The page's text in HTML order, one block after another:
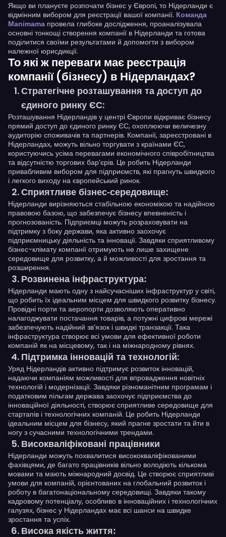
Якщо ви плануєте розпочати бізнес у Європі, то Нідерланди є
відмінним вибором для реєстрації вашої компанії. Команда
Manimama провела глибоке дослідження, проаналізувала
основні тонкощі створення компанії в Нідерланди та готова
поділитися своїми результатами й допомогти з вибором
належної юрисдикції.
То які ж переваги має реєстрація
компанії (бізнесу) в Нідерландах?
Стратегічне розташування та доступ до
єдиного ринку ЄС:
Розташування Нідерландів у центрі Європи відкриває бізнесу
прямий доступ до єдиного ринку ЄС, охоплюючи величезну
аудиторію споживачів та партнерів. Компанії, зареєстровані в
Нідерландах, можуть вільно торгувати з країнами ЄС,
користуючись усіма перевагами економічного співробітництва
та відсутністю торгових бар’єрів. Це робить Нідерланди
привабливим вибором для підприємств, які прагнуть швидкого
і легкого виходу на європейський ринок.
Сприятливе бізнес-середовище:
Нідерланди вирізняються стабільною економікою та надійною
правовою базою, що забезпечує бізнесу впевненість і
прогнозованість. Підприємці можуть розраховувати на
підтримку з боку держави, яка активно заохочує
підприємницьку діяльність та інновації. Завдяки сприятливому
бізнес-клімату компанії отримують не лише захищене
середовище для розвитку, а й можливості для зростання та
розширення.
Розвинена інфраструктура:
Нідерланди мають одну з найсучасніших інфраструктур у світі,
що робить їх ідеальним місцем для швидкого розвитку бізнесу.
Провідні порти та аеропорти дозволяють оперативно
налагоджувати постачання товарів, а потужні цифрові мережі
забезпечують надійний зв’язок і швидкі транзакції. Така
інфраструктура створює всі умови для ефективної роботи
компаній як на місцевому, так і на міжнародному рівнях.
Підтримка інновацій та технологій:
Уряд Нідерландів активно підтримує розвиток інновацій,
надаючи компаніям можливості для впровадження новітніх
технологій і модернізації. Завдяки різноманітним програмам і
податковим пільгам держава заохочує підприємства до
інноваційної діяльності, створює сприятливе середовище для
стартапів і технологічних компаній. Це робить Нідерланди
ідеальним місцем для бізнесу, який прагне зростати та йти в
ногу з сучасними технологічними трендами.
Високваліфіковані працівники
Нідерланди можуть похвалитися висококваліфікованими
фахівцями, де багато працівників вільно володіють кількома
мовами та мають міжнародний досвід. Це створює сприятливі
умови для компаній, орієнтованих на глобальний розвиток і
роботу в багатонаціональному середовищі. Завдяки такому
кадровому потенціалу, особливо в інноваційних і технологічних
галузях, бізнес у Нідерландах має всі шанси на швидке
зростання та успіх.
Висока якість життя: